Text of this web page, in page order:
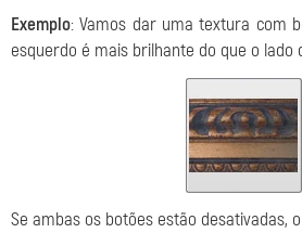
Exemplo: Vamos dar uma textura com
esquerdo é mais brilhante do que o lado
Se ambas os botões estão desativadas,